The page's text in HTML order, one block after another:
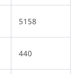
5158
440